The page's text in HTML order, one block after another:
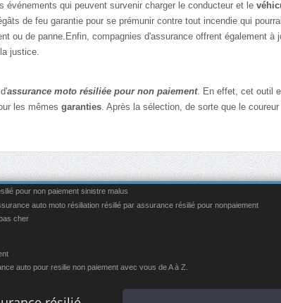
événements qui peuvent survenir charger le conducteur et le
de feu garantie pour se prémunir contre tout incendie qui
ou de panne.Enfin, compagnies d'assurance offrent également à
justice.
assurance moto résiliée pour non paiement. En effet, cet outil
les mêmes garanties. Après la sélection, de sorte que le coureur
pour non paiement sinistre malus
auto moto résiliation résilié par assurance résilié pour nonpaiement
cher
auto pour resilie non paiement avec vous de A à Z.